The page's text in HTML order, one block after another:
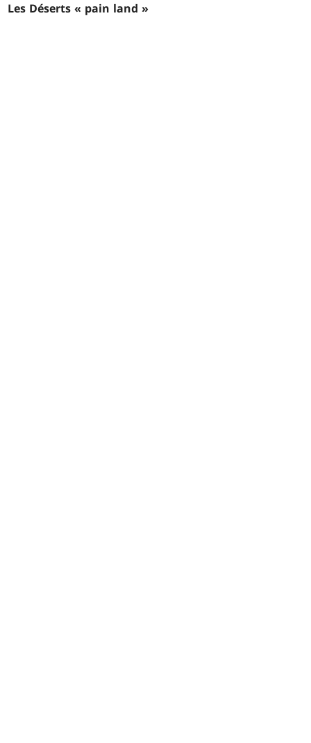
Les Déserts « pain land »